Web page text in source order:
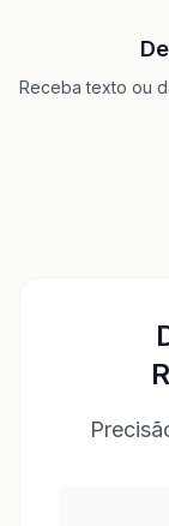
Receba texto ou